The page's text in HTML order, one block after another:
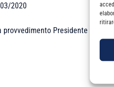
2020
Presidente VI